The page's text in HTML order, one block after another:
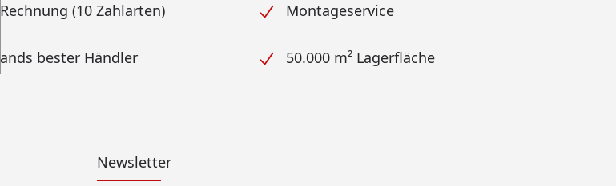
(10 Zahlarten) Montageservice
bester Händler 50.000 m² Lagerfläche
Newsletter